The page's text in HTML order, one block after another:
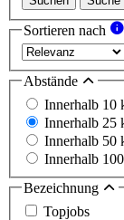
Sortieren nach
Abstände
Innerhalb 10
Innerhalb 25
Innerhalb 50
Innerhalb
Bezeichnung
Topjobs